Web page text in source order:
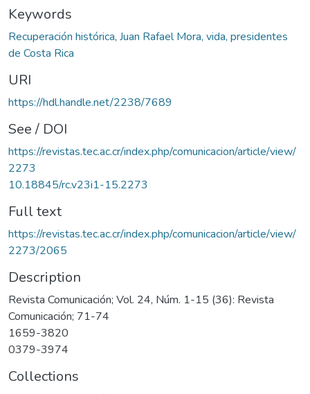
Keywords
Recuperación histórica, Juan Rafael Mora, vida, presidentes
de Costa Rica
URI
https://hdl.handle.net/2238/7689
See / DOI
https://revistas.tec.ac.cr/index.php/comunicacion/article/view/
2273
10.18845/rc.v23i1-15.2273
Full text
https://revistas.tec.ac.cr/index.php/comunicacion/article/view/
2273/2065
Description
Revista Comunicación; Vol. 24, Núm. 1-15 (36): Revista
Comunicación; 71-74
1659-3820
0379-3974
Collections